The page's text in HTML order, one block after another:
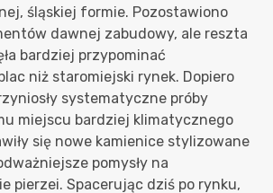
śląskiej formie. Pozostawiono
dawnej zabudowy, ale reszta
bardziej przypominać
niż staromiejski rynek. Dopiero
systematyczne próby
miejscu bardziej klimatycznego
się nowe kamienice stylizowane
pomysły na
pierzei. Spacerując dziś po rynku,